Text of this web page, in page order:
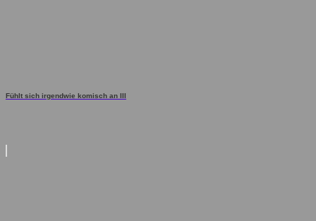
Fühlt sich irgendwie komisch an III